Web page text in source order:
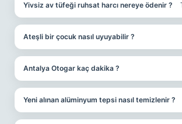
Yivsiz av tüfeği ruhsat harcı nereye ödenir ?
Ateşli bir çocuk nasıl uyuyabilir ?
Antalya Otogar kaç dakika ?
Yeni alınan alüminyum tepsi nasıl temizlenir ?